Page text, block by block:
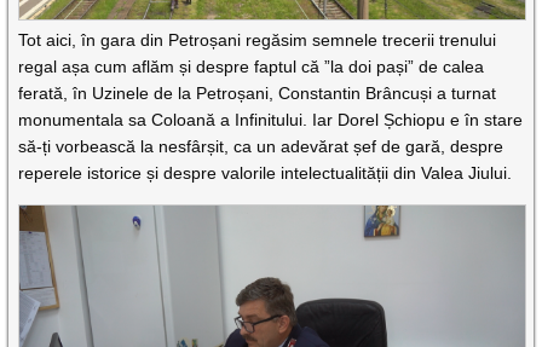
Tot aici, în gara din Petroșani regăsim semnele trecerii trenului
regal așa cum aflăm și despre faptul că ”la doi pași” de calea
ferată, în Uzinele de la Petroșani, Constantin Brâncuși a turnat
monumentala sa Coloană a Infinitului. Iar Dorel Șchiopu e în stare
să-ți vorbească la nesfârșit, ca un adevărat șef de gară, despre
reperele istorice și despre valorile intelectualității din Valea Jiului.